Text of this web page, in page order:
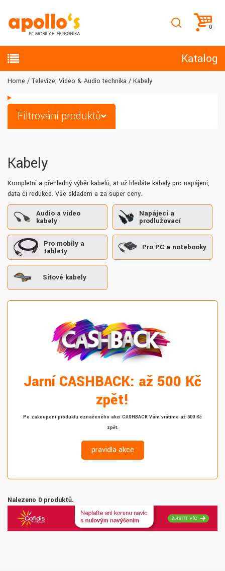
Katalog
Home Televize, Video & Audio technika Kabely
Filtrování produktů
Kabely
Kompletní a přehledný výběr kabelů, ať už hledáte kabely pro napájení,
data či redukce. Vše skladem a za super ceny.
Audio a video
kabely
Napájecí a
prodlužovací
Pro mobily a
tablety Pro PC a notebooky
Síťové kabely
Jarní CASHBACK: až 500 Kč
zpět!
Po zakoupení produktu označeného akcí CASHBACK Vám vrátíme až 500 Kč
zpět.
pravidla akce
Nalezeno 0 produktů.